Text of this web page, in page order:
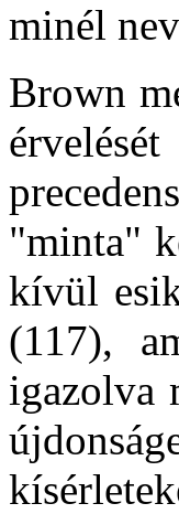
minél
Brown
"minta"
kívül
(117),
igazolva